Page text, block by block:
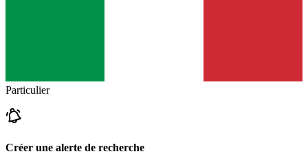
Particulier
Créer une alerte de recherche